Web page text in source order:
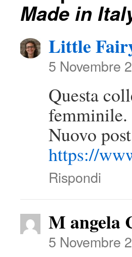
Made in
Little
5 Novembre
Questa
femminile.
Nuovo
https://
Rispondi
M angela
5 Novembre